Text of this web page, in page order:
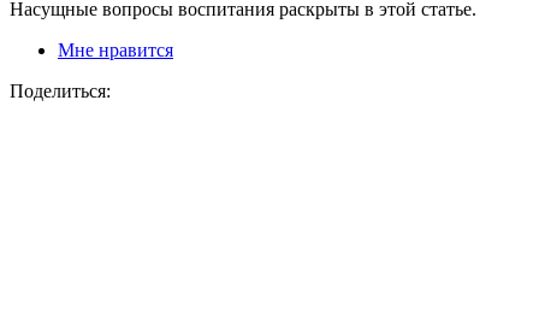
Насущные вопросы воспитания раскрыты в этой статье.
Мне нравится
Поделиться: